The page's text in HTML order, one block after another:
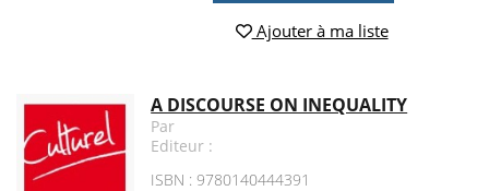
Ajouter à ma liste
A DISCOURSE ON INEQUALITY
Par
Editeur :
ISBN : 9780140444391